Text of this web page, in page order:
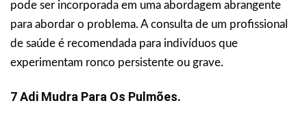
pode ser incorporada em uma abordagem abrangente
para abordar o problema. A consulta de um profissional
de saúde é recomendada para indivíduos que
experimentam ronco persistente ou grave.
7 Adi Mudra Para Os Pulmões.